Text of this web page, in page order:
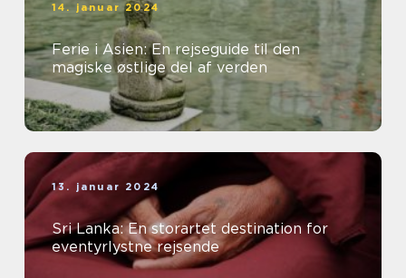
14. januar 2024
Ferie i Asien: En rejseguide til den
magiske østlige del af verden
13. januar 2024
Sri Lanka: En storartet destination for
eventyrlystne rejsende